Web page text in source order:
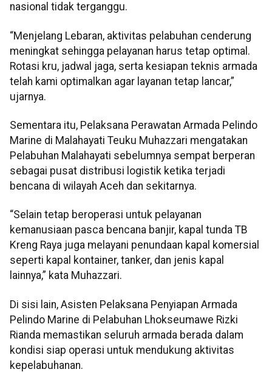
nasional tidak terganggu.
“Menjelang Lebaran, aktivitas pelabuhan cenderung
meningkat sehingga pelayanan harus tetap optimal.
Rotasi kru, jadwal jaga, serta kesiapan teknis armada
telah kami optimalkan agar layanan tetap lancar,”
ujarnya.
Sementara itu, Pelaksana Perawatan Armada Pelindo
Marine di Malahayati Teuku Muhazzari mengatakan
Pelabuhan Malahayati sebelumnya sempat berperan
sebagai pusat distribusi logistik ketika terjadi
bencana di wilayah Aceh dan sekitarnya.
“Selain tetap beroperasi untuk pelayanan
kemanusiaan pasca bencana banjir, kapal tunda TB
Kreng Raya juga melayani penundaan kapal komersial
seperti kapal kontainer, tanker, dan jenis kapal
lainnya,” kata Muhazzari.
Di sisi lain, Asisten Pelaksana Penyiapan Armada
Pelindo Marine di Pelabuhan Lhokseumawe Rizki
Rianda memastikan seluruh armada berada dalam
kondisi siap operasi untuk mendukung aktivitas
kepelabuhanan.